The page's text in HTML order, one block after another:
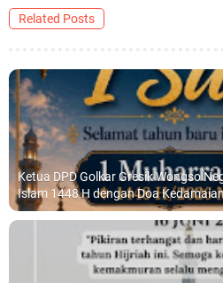
Ponpes Himmatul Khoiriyah Gelar
Related Posts
Ketua DPD Golkar Gresik Wongso
Islam 1448 H dengan Doa